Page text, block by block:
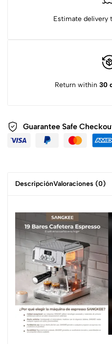
Estimate delivery
Return within 30
Guarantee Safe
DescripciónValoraciones (0)